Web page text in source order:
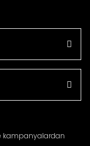
kampanyalardan